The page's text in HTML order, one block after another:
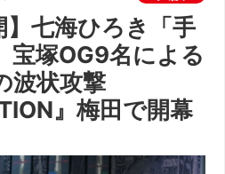
】七海ひろき「手
宝塚OG9名による
波状攻撃
』梅田で開幕